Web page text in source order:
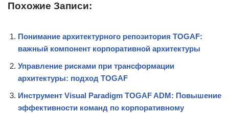
Похожие Записи:
Понимание архитектурного репозитория TOGAF:
важный компонент корпоративной архитектуры
Управление рисками при трансформации
архитектуры: подход TOGAF
Инструмент Visual Paradigm TOGAF ADM: Повышение
эффективности команд по корпоративному